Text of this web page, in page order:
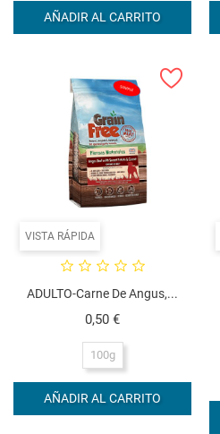
AÑADIR AL CARRITO
VISTA RÁPIDA
ADULTO-Carne De Angus,...
0,50 €Precio
100g
AÑADIR AL CARRITO